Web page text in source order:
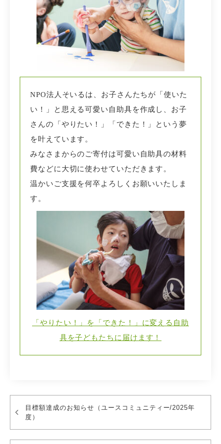
NPO法人そいるは、お子さんたちが「使いた
い！」と思える可愛い自助具を作成し、お子
さんの「やりたい！」「できた！」という夢
を叶えています。
みなさまからのご寄付は可愛い自助具の材料
費などに大切に使わせていただきます。
温かいご支援を何卒よろしくお願いいたしま
す。
「やりたい！」を「できた！」に変える自助
具を子どもたちに届けます！
目標額達成のお知らせ（ユースコミュニティー/2025年
度）